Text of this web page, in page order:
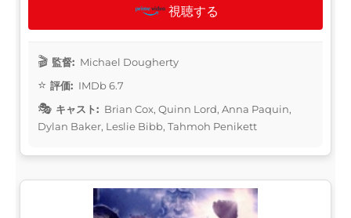
視聴する
監督: Michael Dougherty
評価: IMDb 6.7
キャスト: Brian Cox, Quinn Lord, Anna Paquin,
Dylan Baker, Leslie Bibb, Tahmoh Penikett